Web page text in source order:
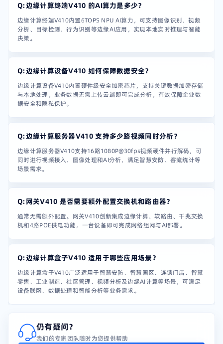
Q:边缘计算终端V410 的AI算力是多少？
边缘计算终端V410内置6TOPS NPU AI算力，可支持图像识别、视频
分析、目标检测、行为识别等边缘AI应用，实现本地实时推理与智能
决策。
Q:边缘计算设备V410 如何保障数据安全？
边缘计算设备V410内置硬件级安全加密芯片，支持关键数据加密存储
与本地处理，业务数据无需上传云端即可完成分析，有效保障企业数
据安全和隐私保护。
Q:边缘计算服务器V410 支持多少路视频同时分析？
边缘计算服务器V410支持16路1080P@30fps视频硬件并行解码，可
同时进行视频接入、图像处理和AI分析，满足智慧安防、客流统计等
场景需求。
Q:网关V410 是否需要额外配置交换机和路由器？
通常无需额外配置。网关V410创新集成边缘计算、软路由、千兆交换
机和4路POE供电功能，一台设备即可完成网络组网与AI部署。
Q:边缘计算盒子V410 适用于哪些应用场景？
边缘计算盒子V410广泛适用于智慧安防、智慧园区、连锁门店、智慧
零售、工业制造、社区管理、视频分析及边缘AI计算等场景，可满足
设备联网、数据处理和智能分析等业务需求。
仍有疑问？
我们的专家团队随时为您提供帮助